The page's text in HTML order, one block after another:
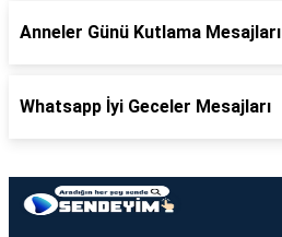
Anneler Günü Kutlama Mesajları
Whatsapp İyi Geceler Mesajları